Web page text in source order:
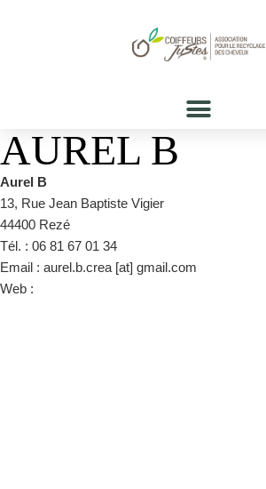
AUREL B
Aurel B
13, Rue Jean Baptiste Vigier
44400 Rezé
Tél. : 06 81 67 01 34
Email : aurel.b.crea [at] gmail.com
Web :